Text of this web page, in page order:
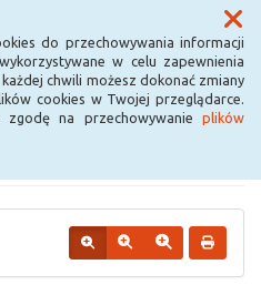
do przechowywania informacji
w celu zapewnienia
chwili możesz dokonać zmiany
cookies w Twojej przeglądarce.
zgodę na przechowywanie plików
Menu
w